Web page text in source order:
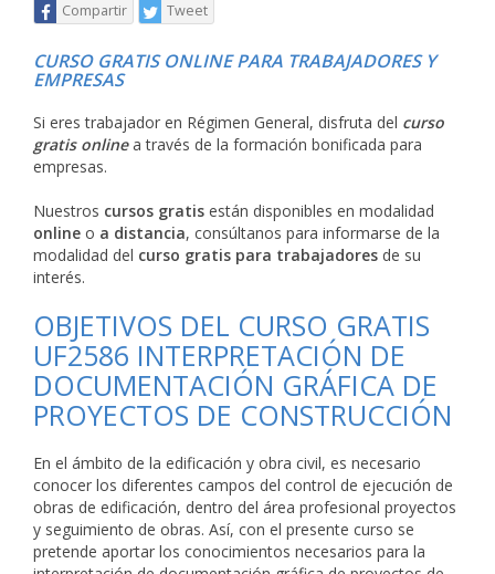
Compartir Tweet
CURSO GRATIS ONLINE PARA TRABAJADORES Y
EMPRESAS
Si eres trabajador en Régimen General, disfruta del curso
gratis onlinea través de la formación bonificada para
empresas.
Nuestros cursos gratis están disponibles en modalidad
online o a distancia, consúltanos para informarse de la
modalidad del curso gratis para trabajadores de su
interés.
OBJETIVOS DEL CURSO GRATIS
UF2586 INTERPRETACIÓN DE
DOCUMENTACIÓN GRÁFICA DE
PROYECTOS DE CONSTRUCCIÓN
En el ámbito de la edificación y obra civil, es necesario
conocer los diferentes campos del control de ejecución de
obras de edificación, dentro del área profesional proyectos
y seguimiento de obras. Así, con el presente curso se
pretende aportar los conocimientos necesarios para la